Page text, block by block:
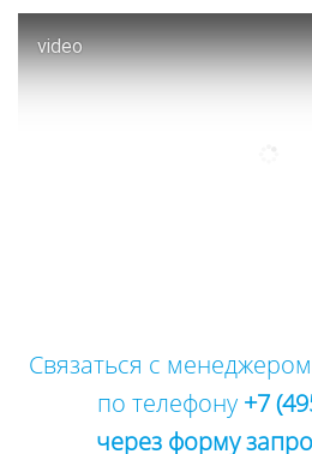
video
Связаться с
по телефону +7
через форму